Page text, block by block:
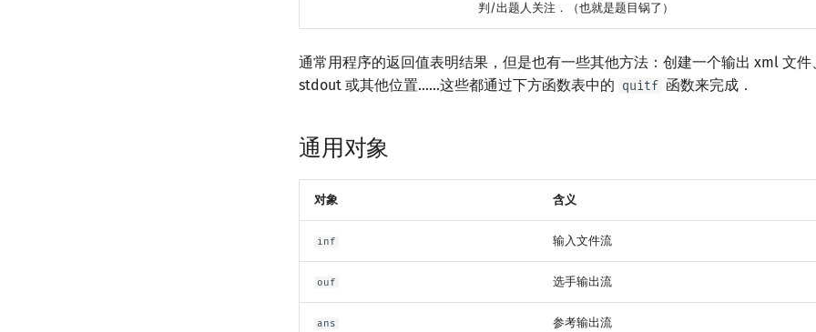
判/出题人关注．（也就是题目锅了）
通常用程序的返回值表明结果，但是也有一些其他方法：创建一个输出 xml 文件
stdout 或其他位置……这些都通过下方函数表中的 quitf 函数来完成．
通用对象
对象 含义
inf 输入文件流
ouf 选手输出流
ans 参考输出流